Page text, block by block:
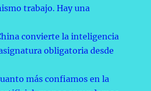
trabajo. Hay una
convierte la inteligencia
obligatoria desde
más confiamos en la